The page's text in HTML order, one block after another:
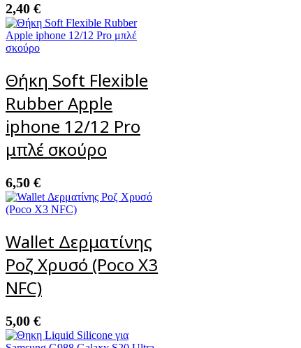
2,40 €
Θήκη Soft Flexible
Rubber Apple
iphone 12/12 Pro
μπλέ σκούρο
6,50 €
Wallet Δερματίνης
Ροζ Χρυσό (Poco X3
NFC)
5,00 €